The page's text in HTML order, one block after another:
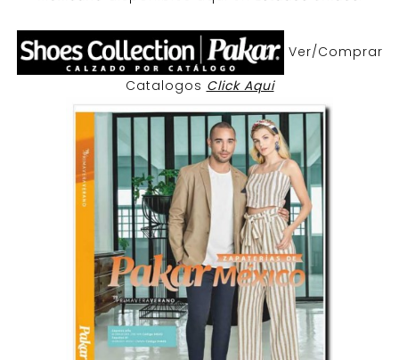
Ver/Comprar
Catalogos Click Aqui